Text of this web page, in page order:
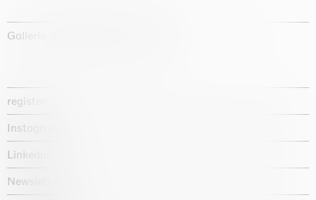
Galleria d'arte fondata nel 1987
register
Instagram
Linkedin
Newsletter